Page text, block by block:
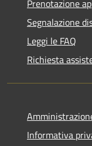
Prenotazione
Segnalazione
Leggi le FAQ
Richiesta
Informativa